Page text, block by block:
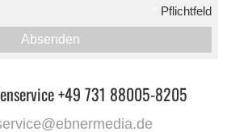
Pflichtfeld
Absenden
+49 731 88005-8205